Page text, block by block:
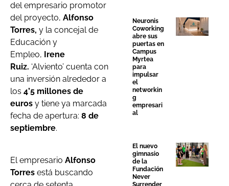
del empresario promotor
del proyecto, Alfonso
Torres, y la concejal de
Educación y
Empleo, Irene
Ruiz. ‘Alviento’ cuenta con
una inversión alrededor a
los 4’5 millones de
euros y tiene ya marcada
fecha de apertura: 8 de
septiembre.
El empresario Alfonso
Torres está buscando
Neuronis
Coworking
abre sus
puertas en
Campus
Myrtea
para
impulsar
el
networkin
g
empresari
al
El nuevo
gimnasio
de la
Fundación
Never
Surrender